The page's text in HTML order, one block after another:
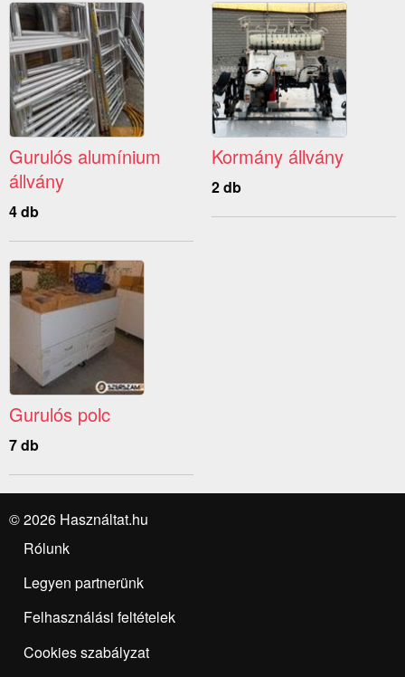
Gurulós alumínium
állvány
4 db
Kormány állvány
2 db
Gurulós polc
7 db
© 2026 Használtat.hu
Rólunk
Legyen partnerünk
Felhasználási feltételek
Cookies szabályzat